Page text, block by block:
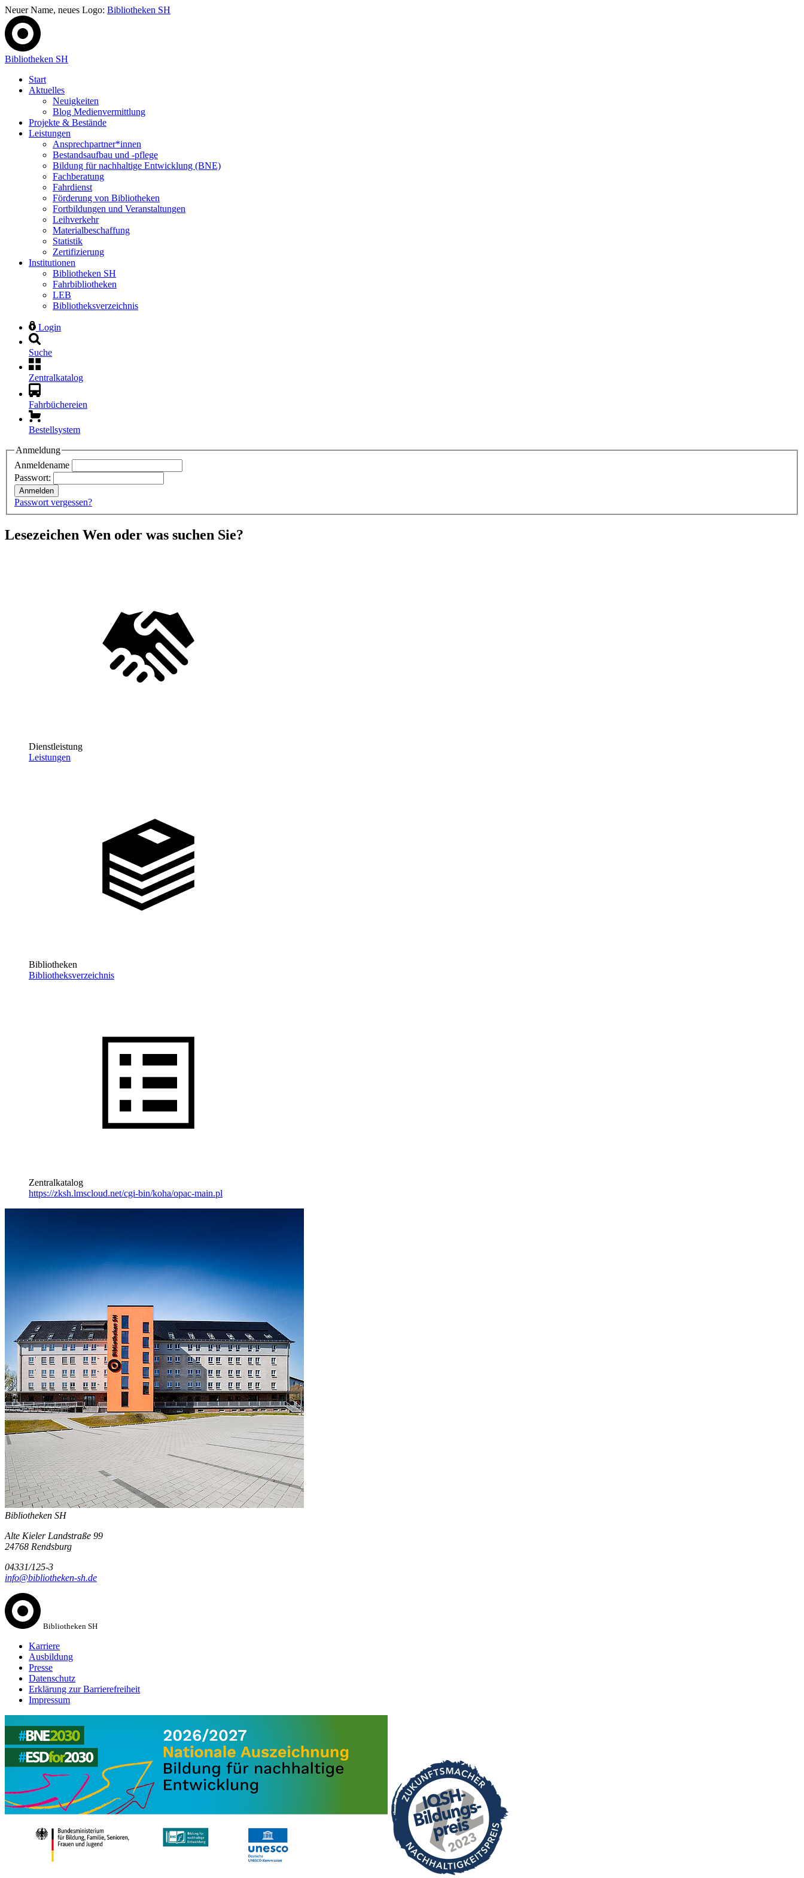
Neuer Name, neues Logo: Bibliotheken SH
Bibliotheken SH
Start
Aktuelles
Neuigkeiten
Blog Medienvermittlung
Projekte & Bestände
Leistungen
Ansprechpartner*innen
Bestandsaufbau und -pflege
Bildung für nachhaltige Entwicklung (BNE)
Fachberatung
Fahrdienst
Förderung von Bibliotheken
Fortbildungen und Veranstaltungen
Leihverkehr
Materialbeschaffung
Statistik
Zertifizierung
Institutionen
Bibliotheken SH
Fahrbibliotheken
LEB
Bibliotheksverzeichnis
Login
Suche
Zentralkatalog
Fahrbüchereien
Bestellsystem
Anmeldung
Anmeldename
Passwort:
Anmelden
Passwort vergessen?
Lesezeichen Wen oder was suchen Sie?
Dienstleistung
Leistungen
Bibliotheken
Bibliotheksverzeichnis
Zentralkatalog
https://zksh.lmscloud.net/cgi-bin/koha/opac-main.pl
Bibliotheken SH
Alte Kieler Landstraße 99
24768 Rendsburg
04331/125-3
info@bibliotheken-sh.de
Bibliotheken SH
Karriere
Ausbildung
Presse
Datenschutz
Erklärung zur Barrierefreiheit
Impressum